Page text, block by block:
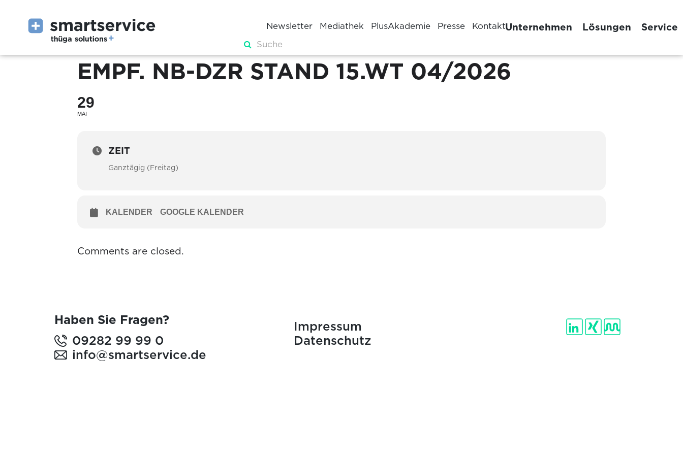
Newsletter Mediathek PlusAkademie Presse KontaktUnternehmen Lösungen Service
EMPF. NB-DZR STAND 15.WT 04/2026
29
MAI
ZEIT
Ganztägig (Freitag)
KALENDER GOOGLE KALENDER
Comments are closed.
Haben Sie Fragen?
09282 99 99 0
info@smartservice.de
Impressum
Datenschutz